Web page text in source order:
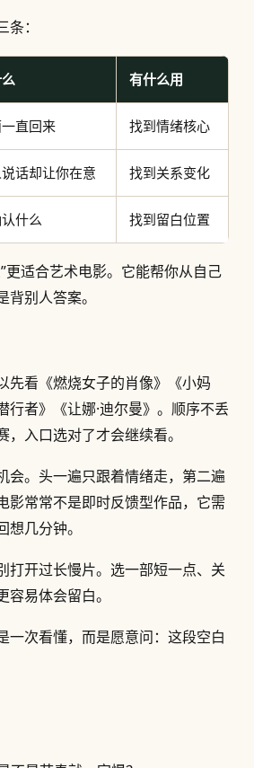
：
有什么用
直回来 找到情绪核心
话却让你在意 找到关系变化
什么 找到留白位置
更适合艺术电影。它能帮你从自己
别人答案。
先看《燃烧女子的肖像》《小妈
行者》《让娜·迪尔曼》。顺序不丢
入口选对了才会继续看。
会。头一遍只跟着情绪走，第二遍
影常常不是即时反馈型作品，它需
几分钟。
打开过长慢片。选一部短一点、关
易体会留白。
一次看懂，而是愿意问：这段空白